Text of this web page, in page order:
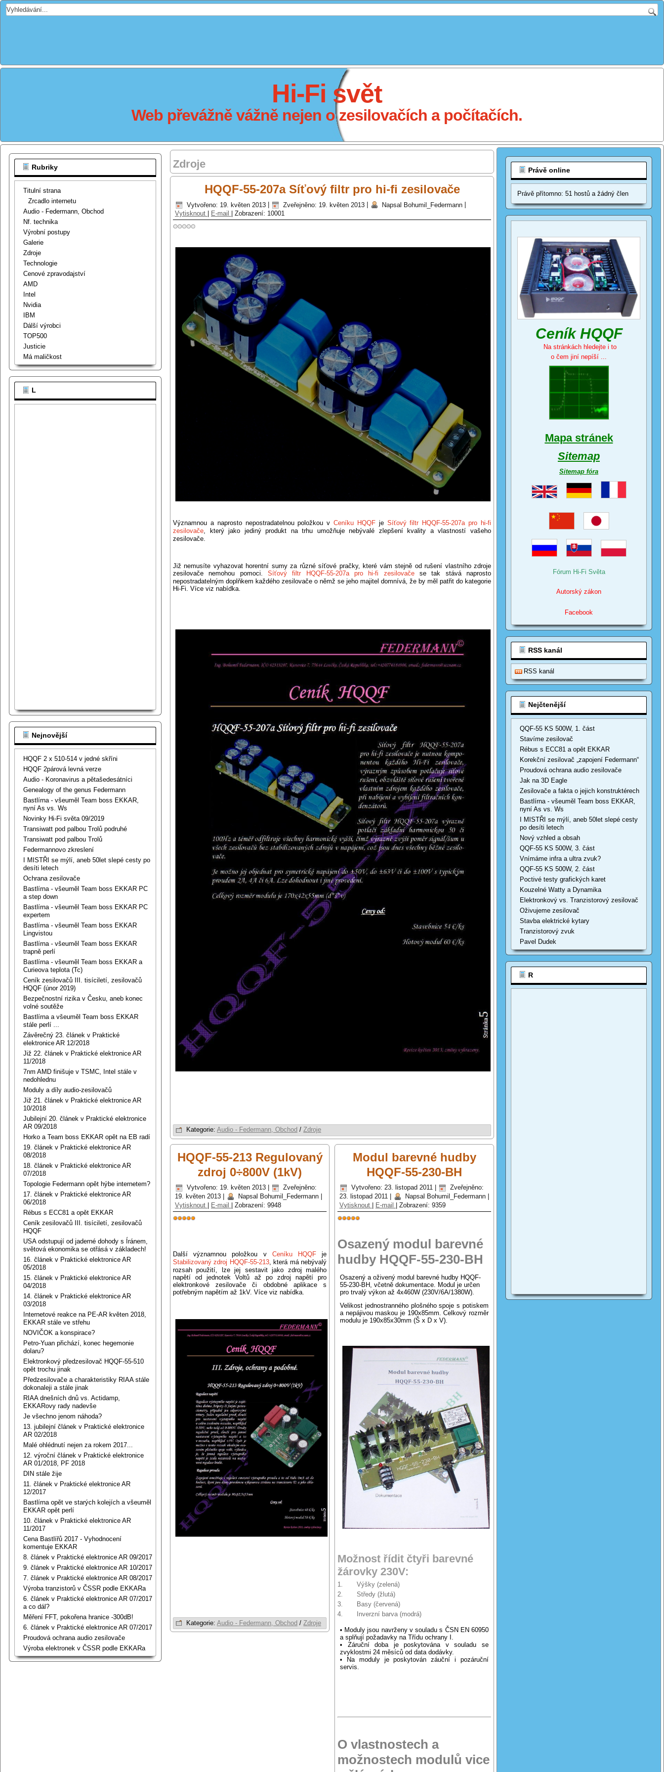
Hi-Fi svět
Web převážně vážně nejen o zesilovačích a počítačích.
Rubriky
Titulní strana
Zrcadlo internetu
Audio - Federmann, Obchod
Nf. technika
Výrobní postupy
Galerie
Zdroje
Technologie
Cenové zpravodajství
AMD
Intel
Nvidia
IBM
Dálší výrobci
TOP500
Justicie
Má maličkost
L
Nejnovější
HQQF 2 x 510-514 v jedné skříni
HQQF 2párová levná verze
Audio - Koronavirus a pětašedesátníci
Genealogy of the genus Federmann
Bastlírna - všeuměl Team boss EKKAR,
nyní As vs. Ws
Novinky Hi-Fi světa 09/2019
Transiwatt pod palbou Trolů podruhé
Transiwatt pod palbou Trolů
Federmannovo zkreslení
I MISTŘI se mýlí, aneb 50let slepé cesty po
desíti letech
Ochrana zesilovače
Bastlírna - všeuměl Team boss EKKAR PC
a step down
Bastlírna - všeuměl Team boss EKKAR PC
expertem
Bastlírna - všeuměl Team boss EKKAR
Lingvistou
Bastlírna - všeuměl Team boss EKKAR
trapně perlí
Bastlírna - všeuměl Team boss EKKAR a
Curieova teplota (Tc)
Ceník zesilovačů III. tisíciletí, zesilovačů
HQQF (únor 2019)
Bezpečnostní rizika v Česku, aneb konec
volné soutěže
Bastlírna a všeuměl Team boss EKKAR
stále perlí ...
Závěrečný 23. článek v Praktické
elektronice AR 12/2018
Již 22. článek v Praktické elektronice AR
11/2018
7nm AMD finišuje v TSMC, Intel stále v
nedohlednu
Moduly a díly audio-zesilovačů
Již 21. článek v Praktické elektronice AR
10/2018
Jubilejní 20. článek v Praktické elektronice
AR 09/2018
Horko a Team boss EKKAR opět na EB radí
19. článek v Praktické elektronice AR
08/2018
18. článek v Praktické elektronice AR
07/2018
Topologie Federmann opět hýbe internetem?
17. článek v Praktické elektronice AR
06/2018
Rébus s ECC81 a opět EKKAR
Ceník zesilovačů III. tisíciletí, zesilovačů
HQQF
USA odstupují od jaderné dohody s Íránem,
světová ekonomika se otřásá v základech!
16. článek v Praktické elektronice AR
05/2018
15. článek v Praktické elektronice AR
04/2018
14. článek v Praktické elektronice AR
03/2018
Internetové reakce na PE-AR květen 2018,
EKKAR stále ve střehu
NOVIČOK a konspirace?
Petro-Yuan přichází, konec hegemonie
dolaru?
Elektronkový předzesilovač HQQF-55-510
opět trochu jinak
Předzesilovače a charakteristiky RIAA stále
dokonaleji a stále jinak
RIAA dnešních dnů vs. Actidamp,
EKKARovy rady nadevše
Je všechno jenom náhoda?
13. jubilejní článek v Praktické elektronice
AR 02/2018
Malé ohlédnutí nejen za rokem 2017...
12. výroční článek v Praktické elektronice
AR 01/2018, PF 2018
DIN stále žije
11. článek v Praktické elektronice AR
12/2017
Bastlírna opět ve starých kolejích a všeuměl
EKKAR opět perlí
10. článek v Praktické elektronice AR
11/2017
Cena Bastlířů 2017 - Vyhodnocení
komentuje EKKAR
8. článek v Praktické elektronice AR 09/2017
9. článek v Praktické elektronice AR 10/2017
7. článek v Praktické elektronice AR 08/2017
Výroba tranzistorů v ČSSR podle EKKARa
6. článek v Praktické elektronice AR 07/2017
a co dál?
Měření FFT, pokořena hranice -300dB!
6. článek v Praktické elektronice AR 07/2017
Proudová ochrana audio zesilovače
Výroba elektronek v ČSSR podle EKKARa
Zdroje
HQQF-55-207a Síťový filtr pro hi-fi zesilovače
Vytvořeno: 19. květen 2013 Zveřejněno: 19. květen 2013 Napsal Bohumil_Federmann
Vytisknout
E-mail Zobrazení: 10001
Významnou a naprosto nepostradatelnou položkou vCeníku HQQFje Síťový filtr HQQF-55-207a pro hi-fi
zesilovače , který jako jediný produkt na trhu umožňuje nebývalé zlepšení kvality a vlastností vašeho
zesilovače.
Již nemusíte vyhazovat horentní sumy za různé síťové pračky, které vám stejně od rušení vlastního zdroje
zesilovače nemohou pomoci. Síťový filtr HQQF-55-207a pro hi-fi zesilovačese tak stává naprosto
nepostradatelným doplňkem každého zesilovače o němž se jeho majitel domnívá, že by měl patřit do kategorie
Hi-Fi. Více viz nabídka.
Kategorie: Audio - Federmann, Obchod / Zdroje
HQQF-55-213 Regulovaný
zdroj 0÷800V (1kV)
Vytvořeno: 19. květen 2013
Zveřejněno:
19. květen 2013
Napsal Bohumil_Federmann
Vytisknout | E-mail | Zobrazení: 9948
Další významnou položkou v Ceníku HQQFje
Stabilizovaný zdroj HQQF-55-213, která má nebývalý
rozsah použití, lze jej sestavit jako zdroj malého
napětí od jednotek Voltů až po zdroj napětí pro
elektronkové zesilovače či obdobné aplikace s
potřebným napětím až 1kV. Více viz nabídka.
Kategorie: Audio - Federmann, Obchod / Zdroje
Modul barevné hudby
HQQF-55-230-BH
Vytvořeno: 23. listopad 2011
Zveřejněno:
23. listopad 2011
Napsal Bohumil_Federmann
Vytisknout | E-mail | Zobrazení: 9359
Osazený modul barevné
hudby HQQF-55-230-BH
Osazený a oživený modul barevné hudby HQQF-
55-230-BH, včetně dokumentace. Modul je určen
pro trvalý výkon až 4x460W (230V/6A/1380W).
Velikost jednostranného plošného spoje s potiskem
a nepájivou maskou je 190x85mm. Celkový rozměr
modulu je 190x85x30mm (Š x D x V).
Možnost řídit čtyři barevné
žárovky 230V:
1. Výšky (zelená)
2. Středy (žlutá)
3. Basy (červená)
4. Inverzní barva (modrá)
• Moduly jsou navrženy v souladu s ČSN EN 60950
a splňují požadavky na Třídu ochrany I.
• Záruční doba je poskytována v souladu se
zvyklostmi 24 měsíců od data dodávky.
• Na moduly je poskytován záuční i pozáruční
servis.
O vlastnostech a
možnostech modulů vice
Právě online
Právě přítomno: 51 hostů a žádný člen
Ceník HQQF
Na stránkách hledejte i to
o čem jiní nepíší ...
Mapa stránek
Sitemap
Sitemap fóra
Fórum Hi-Fi Světa
Autorský zákon
Facebook
RSS kanál
RSS kanál
Nejčtenější
QQF-55 KS 500W, 1. část
Stavíme zesilovač
Rébus s ECC81 a opět EKKAR
Korekční zesilovač „zapojení Federmann“
Proudová ochrana audio zesilovače
Jak na 3D Eagle
Zesilovače a fakta o jejich konstruktérech
Bastlírna - všeuměl Team boss EKKAR,
nyní As vs. Ws
I MISTŘI se mýlí, aneb 50let slepé cesty
po desíti letech
Nový vzhled a obsah
QQF-55 KS 500W, 3. část
Vnímáme infra a ultra zvuk?
QQF-55 KS 500W, 2. část
Poctivé testy grafických karet
Kouzelné Watty a Dynamika
Elektronkový vs. Tranzistorový zesilovač
Oživujeme zesilovač
Stavba elektrické kytary
Tranzistorový zvuk
Pavel Dudek
R